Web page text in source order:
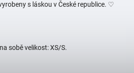
s láskou v České republice. ♡
sobě velikost: XS/S.